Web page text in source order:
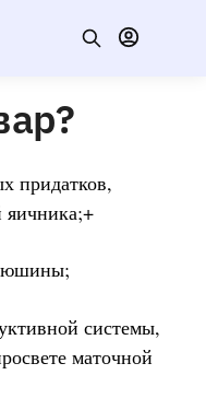
придатков,
системы,
маточной